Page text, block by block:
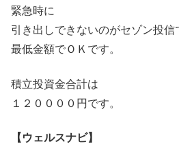
緊急時に
引き出しできないのがセゾン投信
最低金額でＯＫです。
積立投資金合計は
１２００００円です。
【ウェルスナビ】